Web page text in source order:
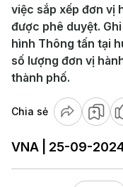
việc sắp xếp đơn vị
được phê duyệt.
hình Thông tấn tại
số lượng đơn vị
thành phố.
Chia sẻ
VNA | 25-09-